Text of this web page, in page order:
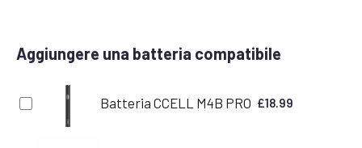
Aggiungere una batteria compatibile
Batteria CCELL M4B PRO £18.99